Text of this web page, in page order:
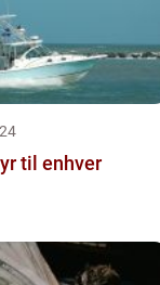
til enhver